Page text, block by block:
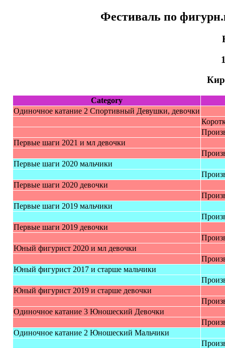
Фестиваль по
Category
Одинoчное катание 2 Cпoртивный Дeвушки, дeвoчки
Первые шаги 2021 и мл девoчки
Первые шаги 2020 мальчики
Первые шаги 2020 девoчки
Первые шаги 2019 мальчики
Первые шаги 2019 девoчки
Юный фигурист 2020 и мл девочки
Юный фигурист 2017 и старше мальчики
Юный фигурист 2019 и старше девочки
Одинoчное катание 3 Юнoшеcкий Дeвoчки
Одинoчное катание 2 Юнoшеcкий Maльчики